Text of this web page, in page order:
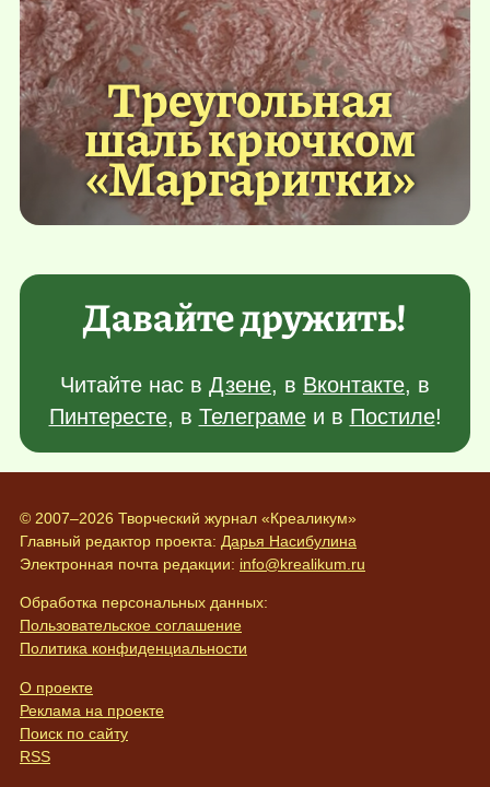
Треугольная
шаль крючком
«Маргаритки»
Давайте дружить!
Читайте нас в Дзене, в Вконтакте, в
Пинтересте, в Телеграмеи в Постиле!
© 2007–2026 Творческий журнал «Креаликум»
Главный редактор проекта: Дарья Насибулина
Электронная почта редакции: info@krealikum.ru
Обработка персональных данных:
Пользовательское соглашение
Политика конфиденциальности
О проекте
Реклама на проекте
Поиск по сайту
RSS